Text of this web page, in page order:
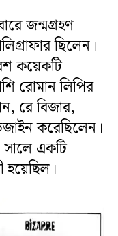
জন্মগ্রহণ
ছিলেন।
কয়েকটি
রোমান লিপির
রে বিজার,
করেছিলেন।
একটি
হয়েছিল।